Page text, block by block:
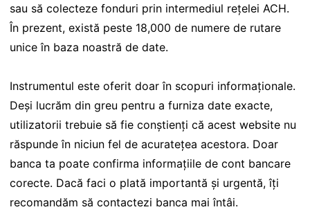
sau să colecteze fonduri prin intermediul rețelei ACH.
În prezent, există peste 18,000 de numere de rutare
unice în baza noastră de date.
Instrumentul este oferit doar în scopuri informaționale.
Deși lucrăm din greu pentru a furniza date exacte,
utilizatorii trebuie să fie conștienți că acest website nu
răspunde în niciun fel de acuratețea acestora. Doar
banca ta poate confirma informațiile de cont bancare
corecte. Dacă faci o plată importantă și urgentă, îți
recomandăm să contactezi banca mai întâi.